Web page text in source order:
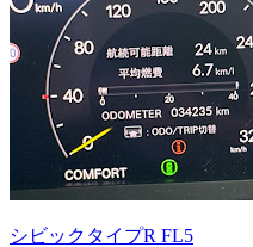
シビックタイプR FL5